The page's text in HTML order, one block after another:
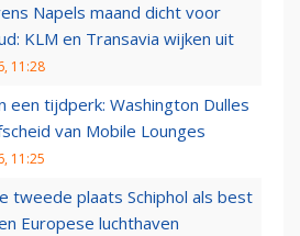
Napels maand dicht voor
KLM en Transavia wijken uit
11:28
een tijdperk: Washington Dulles
van Mobile Lounges
11:25
tweede plaats Schiphol als best
Europese luchthaven